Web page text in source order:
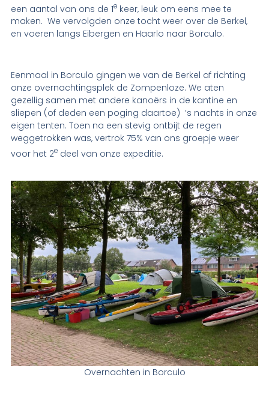
een aantal van ons de 1e keer, leuk om eens mee te
maken. We vervolgden onze tocht weer over de Berkel,
en voeren langs Eibergen en Haarlo naar Borculo.
Eenmaal in Borculo gingen we van de Berkel af richting
onze overnachtingsplek de Zompenloze. We aten
gezellig samen met andere kanoërs in de kantine en
sliepen (of deden een poging daartoe) ’s nachts in onze
eigen tenten. Toen na een stevig ontbijt de regen
weggetrokken was, vertrok 75% van ons groepje weer
voor het 2e deel van onze expeditie.
Overnachten in Borculo